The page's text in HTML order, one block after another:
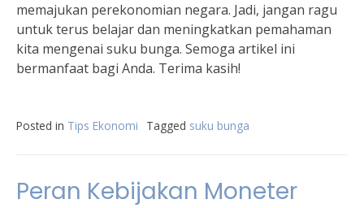
memajukan perekonomian negara. Jadi, jangan ragu
untuk terus belajar dan meningkatkan pemahaman
kita mengenai suku bunga. Semoga artikel ini
bermanfaat bagi Anda. Terima kasih!
Posted in Tips Ekonomi Tagged suku bunga
Peran Kebijakan Moneter